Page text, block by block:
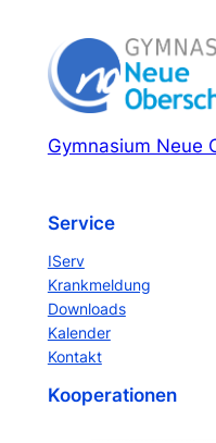
Gymnasium Neue
Service
IServ
Krankmeldung
Downloads
Kalender
Kontakt
Kooperationen